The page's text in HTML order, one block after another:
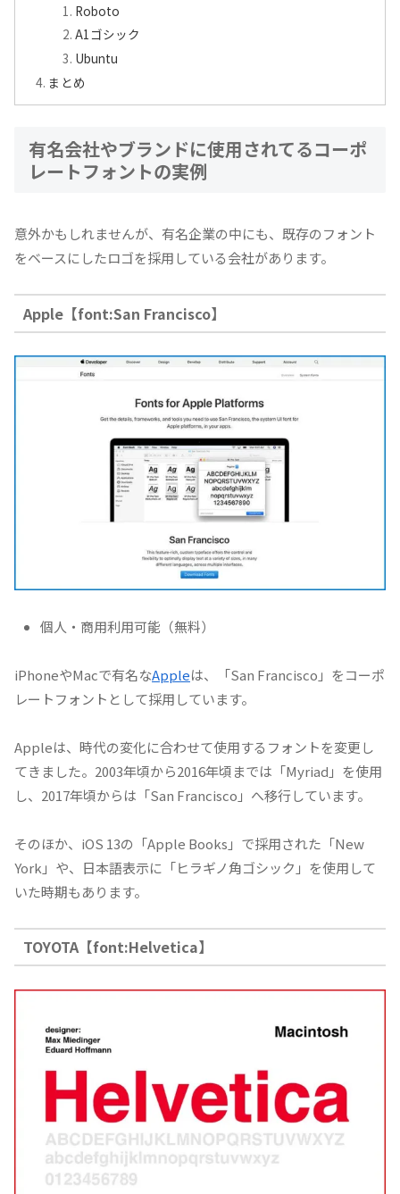
Roboto
A1ゴシック
Ubuntu
まとめ
有名会社やブランドに使用されてるコーポ
レートフォントの実例
意外かもしれませんが、有名企業の中にも、既存のフォント
をベースにしたロゴを採用している会社があります。
Apple【font:San Francisco】
個人・商用利用可能（無料）
iPhoneやMacで有名なAppleは、「San Francisco」をコーポ
レートフォントとして採用しています。
Appleは、時代の変化に合わせて使用するフォントを変更し
てきました。2003年頃から2016年頃までは「Myriad」を使用
し、2017年頃からは「San Francisco」へ移行しています。
そのほか、iOS 13の「Apple Books」で採用された「New
York」や、日本語表示に「ヒラギノ角ゴシック」を使用して
いた時期もあります。
TOYOTA【font:Helvetica】